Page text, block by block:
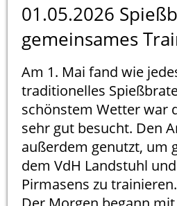
01.05.2026
gemeinsames
Am 1. Mai fand wie
traditionelles
schönstem Wetter war
sehr gut besucht. Den
außerdem genutzt, um
dem VdH Landstuhl
Pirmasens zu trainieren.